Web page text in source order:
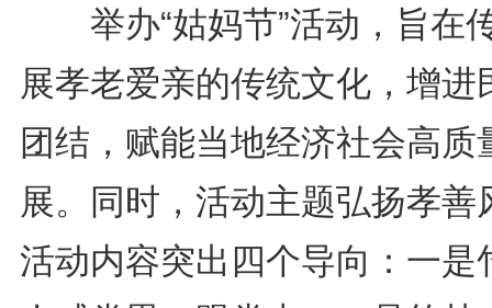
举办“姑妈节”活动，旨在
展孝老爱亲的传统文化，增进
团结，赋能当地经济社会高质
展。同时，活动主题弘扬孝善
活动内容突出四个导向：一是